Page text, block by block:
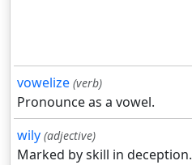
vowelize (verb)
Pronounce as a vowel.
wily (adjective)
Marked by skill in deception.